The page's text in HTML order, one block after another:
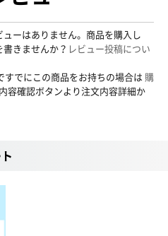
ーはありません。商品を購入し
きませんか？ レビュー投稿につい
すでにこの商品をお持ちの場合は 購
容確認ボタンより注文内容詳細か